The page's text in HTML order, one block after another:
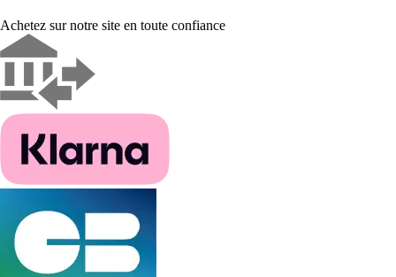
Achetez sur notre site en toute confiance